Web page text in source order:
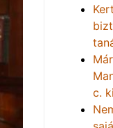
c.